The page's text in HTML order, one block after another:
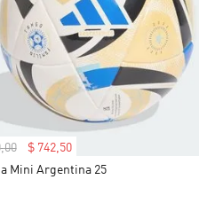
,00 $ 742, 50
Mini Argentina 25
9.
10 .